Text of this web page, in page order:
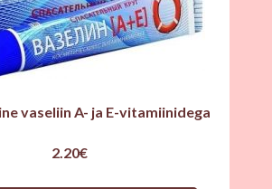
vaseliin A- ja E-vitamiinidega
2.20€